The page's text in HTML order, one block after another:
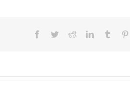
Facebook
TwitterRedditLinkedInTumblr